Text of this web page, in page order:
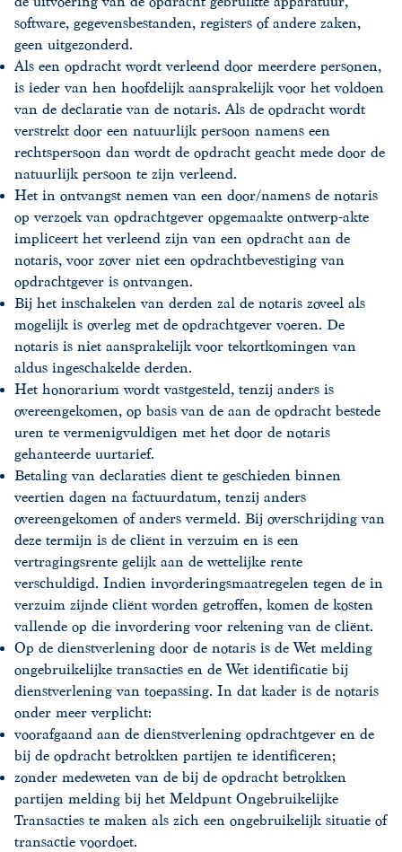
software, gegevensbestanden, registers of andere zaken,
geen uitgezonderd.
Als een opdracht wordt verleend door meerdere personen,
is ieder van hen hoofdelijk aansprakelijk voor het voldoen
van de declaratie van de notaris. Als de opdracht wordt
verstrekt door een natuurlijk persoon namens een
rechtspersoon dan wordt de opdracht geacht mede door de
natuurlijk persoon te zijn verleend.
Het in ontvangst nemen van een door/namens de notaris
op verzoek van opdrachtgever opgemaakte ontwerp-akte
impliceert het verleend zijn van een opdracht aan de
notaris, voor zover niet een opdrachtbevestiging van
opdrachtgever is ontvangen.
Bij het inschakelen van derden zal de notaris zoveel als
mogelijk is overleg met de opdrachtgever voeren. De
notaris is niet aansprakelijk voor tekortkomingen van
aldus ingeschakelde derden.
Het honorarium wordt vastgesteld, tenzij anders is
overeengekomen, op basis van de aan de opdracht bestede
uren te vermenigvuldigen met het door de notaris
gehanteerde uurtarief.
Betaling van declaraties dient te geschieden binnen
veertien dagen na factuurdatum, tenzij anders
overeengekomen of anders vermeld. Bij overschrijding van
deze termijn is de cliënt in verzuim en is een
vertragingsrente gelijk aan de wettelijke rente
verschuldigd. Indien invorderingsmaatregelen tegen de in
verzuim zijnde cliënt worden getroffen, komen de kosten
vallende op die invordering voor rekening van de cliënt.
Op de dienstverlening door de notaris is de Wet melding
ongebruikelijke transacties en de Wet identificatie bij
dienstverlening van toepassing. In dat kader is de notaris
onder meer verplicht:
voorafgaand aan de dienstverlening opdrachtgever en de
bij de opdracht betrokken partijen te identificeren;
zonder medeweten van de bij de opdracht betrokken
partijen melding bij het Meldpunt Ongebruikelijke
Transacties te maken als zich een ongebruikelijk situatie of
transactie voordoet.